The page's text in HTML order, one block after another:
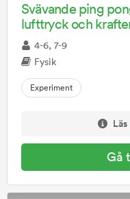
Svävande ping
lufttryck och
4-6, 7-9
Fysik
Experiment
Gå